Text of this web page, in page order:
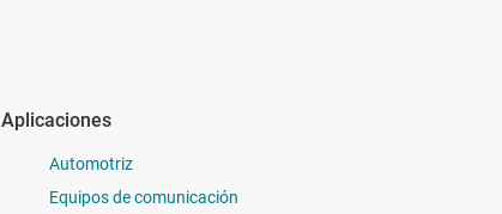
Aplicaciones
Automotriz
Equipos de comunicación